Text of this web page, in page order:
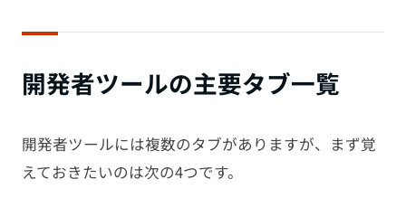
開発者ツールの主要タブ一覧
開発者ツールには複数のタブがありますが、まず覚
えておきたいのは次の4つです。